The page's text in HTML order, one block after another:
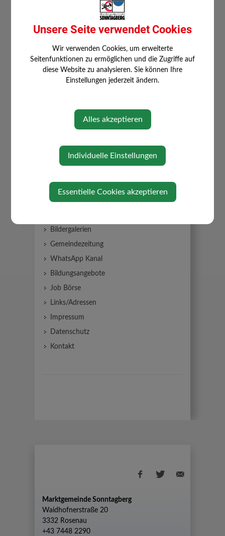
Aktuelles
Amtssignatur
Bildergalerien
Gemeindezeitung
WhatsApp Kanal
Bildungsangebote
Job Börse
Links/Adressen
Impressum
Datenschutz
Kontakt
Marktgemeinde Sonntagberg
Waidhofnerstraße 20
3332 Rosenau
+43 7448 2290
Unsere Seite verwendet Cookies
Wir verwenden Cookies, um erweiterte
Seitenfunktionen zu ermöglichen und die Zugriffe auf
diese Website zu analysieren. Sie können Ihre
Einstellungen jederzeit ändern.
Alles akzeptieren
Individuelle Einstellungen
Essentielle Cookies akzeptieren